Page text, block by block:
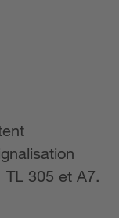
305 et A7.